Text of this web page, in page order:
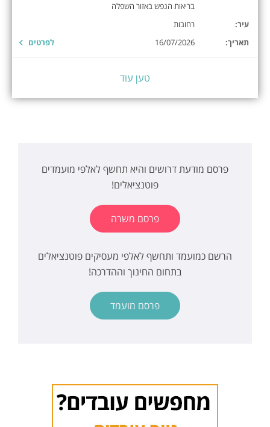
בריאות הנפש באזור השפלה
עיר:
רחובות
תאריך:
16/07/2026 לפרטים
טען עוד
פרסם מודעת דרושים והיא תחשף לאלפי מועמדים
פוטנציאלים!
פרסם משרה
הרשם כמועמד ותחשף לאלפי מעסיקים פוטנציאלים
בתחום החינוך וההדרכה!
פרסם מועמד